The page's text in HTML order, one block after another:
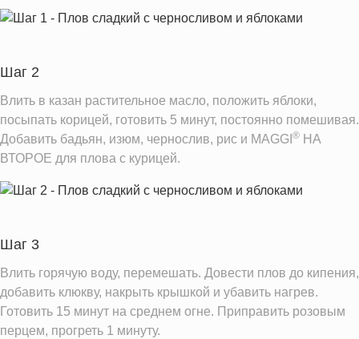
Шаг 2
Влить в казан растительное масло, положить яблоки,
посыпать корицей, готовить 5 минут, постоянно помешивая.
Добавить бадьян, изюм, чернослив, рис и MAGGI ® НА
ВТОРОЕ для плова с курицей.
Шаг 3
Влить горячую воду, перемешать. Довести плов до кипения,
добавить клюкву, накрыть крышкой и убавить нагрев.
Готовить 15 минут на среднем огне. Приправить розовым
перцем, прогреть 1 минуту.